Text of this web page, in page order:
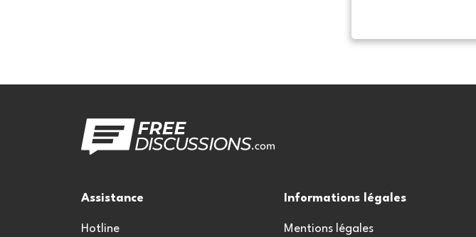
Assistance
Hotline
Informations légales
Mentions légales